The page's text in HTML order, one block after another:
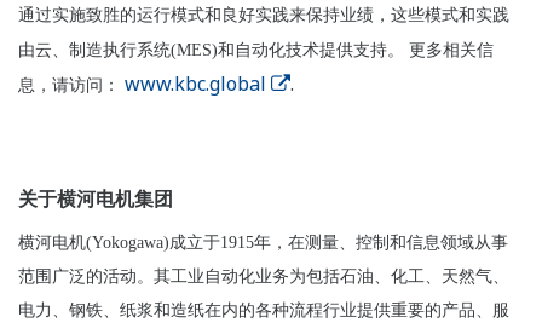
通过实施致胜的运行模式和良好实践来保持业绩，这些模式和实践
由云、制造执行系统(MES)和自动化技术提供支持。
更多相关信
息，请访问：
www.kbc.global .
关于横河电机集团
横河电机(Yokogawa)成立于1915年，在测量、控制和信息领域从事
范围广泛的活动。其工业自动化业务为包括石油、化工、天然气、
电力、钢铁、纸浆和造纸在内的各种流程行业提供重要的产品、服